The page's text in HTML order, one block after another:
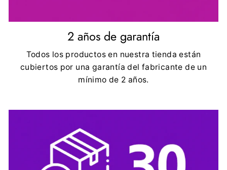
2 años de garantía
Todos los productos en nuestra tienda están
cubiertos por una garantía del fabricante de un
mínimo de 2 años.